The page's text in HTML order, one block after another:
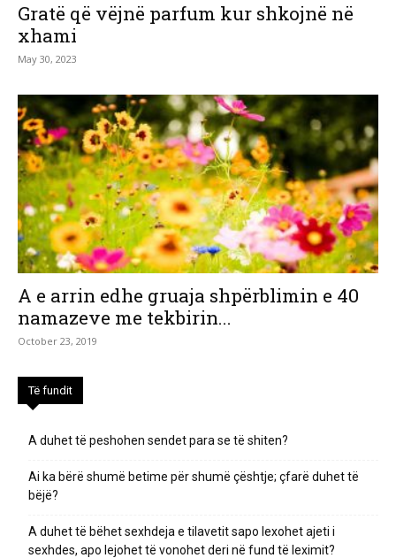
Gratë që vëjnë parfum kur shkojnë në
xhami
May 30, 2023
A e arrin edhe gruaja shpërblimin e 40
namazeve me tekbirin...
October 23, 2019
Të fundit
A duhet të peshohen sendet para se të shiten?
Ai ka bërë shumë betime për shumë çështje; çfarë duhet të
bëjë?
A duhet të bëhet sexhdeja e tilavetit sapo lexohet ajeti i
sexhdes, apo lejohet të vonohet deri në fund të leximit?